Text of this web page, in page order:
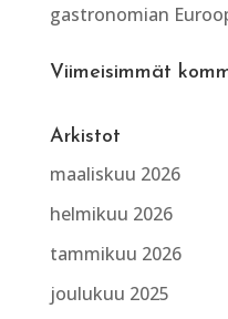
gastronomian
Viimeisimmät
Arkistot
maaliskuu 2026
helmikuu 2026
tammikuu 2026
joulukuu 2025